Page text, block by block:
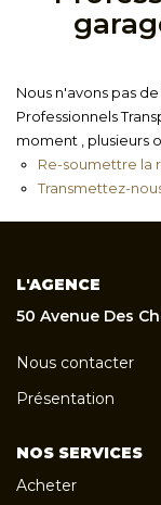
Plus de
Nous n'avons pas
Professionnels
moment , plusieurs
Re-soumettre la
Transmettez-
L'AGENCE
50 Avenue Des
Nous contacter
Présentation
NOS SERVICES
Acheter